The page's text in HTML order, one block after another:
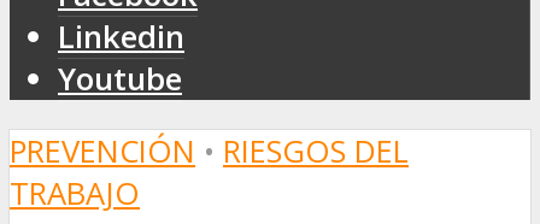
Linkedin
Youtube
PREVENCIÓN • RIESGOS DEL
TRABAJO